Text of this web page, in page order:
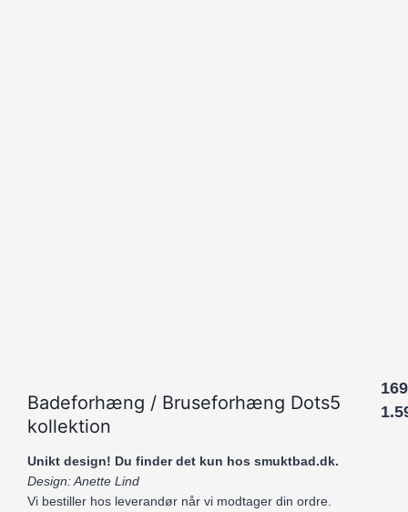
Badeforhæng / Bruseforhæng Dots5
kollektion
Unikt design! Du finder det kun hos smuktbad.dk.
Design: Anette Lind
Vi bestiller hos leverandør når vi modtager din ordre.